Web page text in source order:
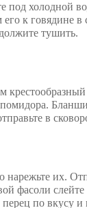
под холодной
к говядине
тушить.
помидора.
в
нарежьте их.
фасоли
перец по